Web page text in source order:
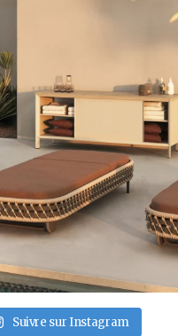
Suivre sur Instagram